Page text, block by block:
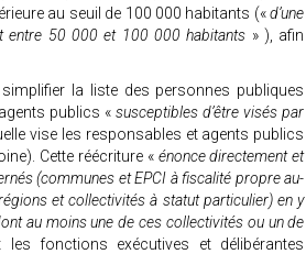
au seuil de 100 000 habitants («d’une
entre 50 000 et 100 000 habitants » ), afin
la liste des personnes publiques
publics «susceptibles d’être visés par
vise les responsables et agents publics
Cette réécriture « énonce directement et
(communes et EPCI à fiscalité propre au-
et collectivités à statut particulier) en y
au moins une de ces collectivités ou un de
les fonctions exécutives et délibérantes